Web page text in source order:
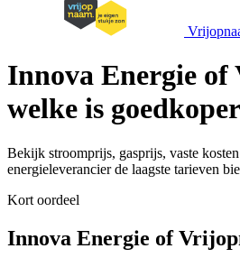
Innova Energie
welke is
Bekijk stroomprijs, gasprijs, vaste
energieleverancier de laagste tarieven
Kort oordeel
Innova Energie of